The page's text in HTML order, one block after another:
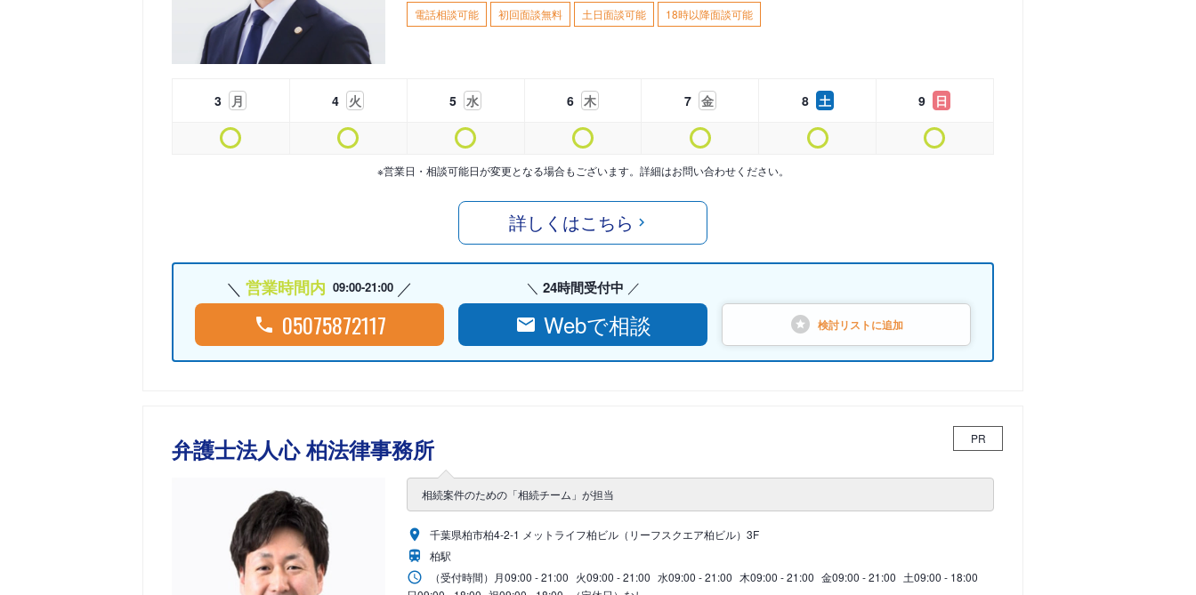
電話相談可能
初回面談無料 土日面談可能 18時以降面談可能
3 月 4 火 5 水 6 木 7 金 8 土 9 日
※営業日・相談可能日が変更となる場合もございます。詳細はお問い合わせください。
詳しくはこちら
営業時間内 09:00-21:00
05075872117
24時間受付中
Webで相談 検討リストに追加
弁護士法人心 柏法律事務所 PR
相続案件のための「相続チーム」が担当
千葉県柏市柏4-2-1 メットライフ柏ビル（リーフスクエア柏ビル）3F
柏駅
（受付時間） 月09:00 - 21:00 火09:00 - 21:00 水09:00 - 21:00 木09:00 - 21:00 金09:00 - 21:00 土09:00 - 18:00